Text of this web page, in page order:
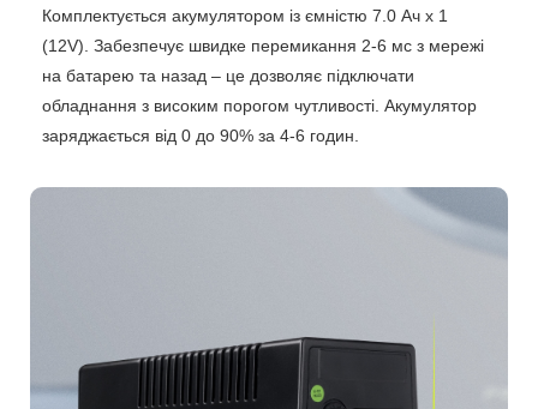
Комплектується акумулятором із ємністю 7.0 Ач х 1
(12V). Забезпечує швидке перемикання 2-6 мс з мережі
на батарею та назад – це дозволяє підключати
обладнання з високим порогом чутливості. Акумулятор
заряджається від 0 до 90% за 4-6 годин.